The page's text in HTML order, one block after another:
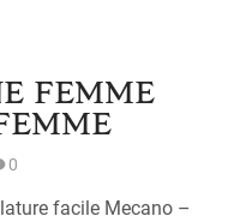
FEMME
0
facile Mecano –